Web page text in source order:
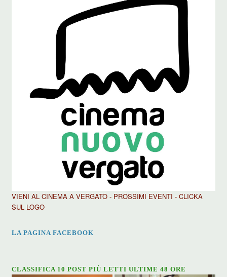
VIENI AL CINEMA A VERGATO - PROSSIMI EVENTI - CLICKA
SUL LOGO
LA PAGINA FACEBOOK
CLASSIFICA 10 POST PIÙ LETTI ULTIME 48 ORE